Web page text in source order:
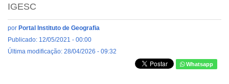
IGESC
por Portal Instituto de Geografia
Publicado: 12/05/2021 - 00:00
Última modificação: 28/04/2026 - 09:32
Whatsapp